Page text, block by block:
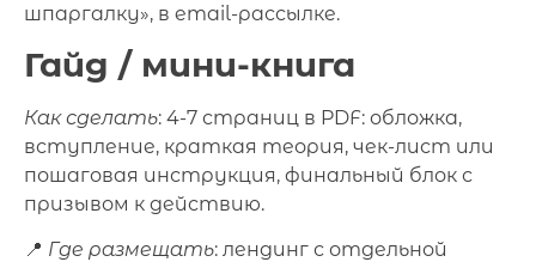
шпаргалку», в email-рассылке.
Гайд / мини-книга
Как сделать: 4-7 страниц в PDF: обложка,
вступление, краткая теория, чек-лист или
пошаговая инструкция, финальный блок с
призывом к действию.
📍 Где размещать: лендинг с отдельной